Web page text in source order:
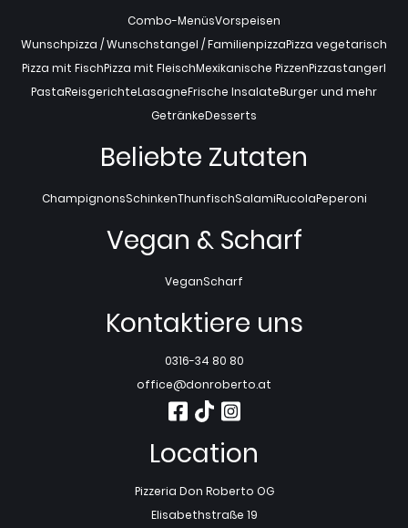
Combo-MenüsVorspeisen
Wunschpizza / Wunschstangel / FamilienpizzaPizza vegetarisch
Pizza mit FischPizza mit FleischMexikanische PizzenPizzastangerl
PastaReisgerichteLasagneFrische InsalateBurger und mehr
GetränkeDesserts
Beliebte Zutaten
ChampignonsSchinkenThunfischSalamiRucolaPeperoni
Vegan & Scharf
VeganScharf
Kontaktiere uns
0316-34 80 80
office@donroberto.at
Location
Pizzeria Don Roberto OG
Elisabethstraße 19